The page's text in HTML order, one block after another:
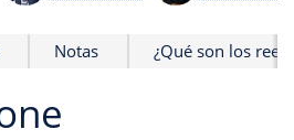
Notas ¿Qué son los